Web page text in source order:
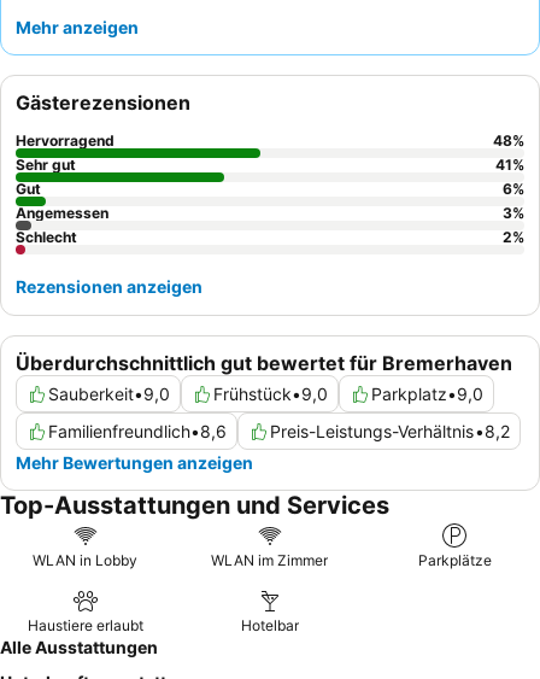
direkt gegenüber. Die Unterkunft zeichnet sich durch ihr
und Abfallentsorgung sowie einen speziellen
Unterhaltung aus. Die Gäste loben stets das außergewöhnlich
freundliche und hilfsbereite Personal, und das
vielfältige und köstliche Frühstücksbuffet
übertrifft stets die
Erwartungen. Wer ein ruhigeres Erlebnis sucht, dem wird ein
Zimmer mit Gartenblick empfohlen.
Mehr anzeigen
Überdurchschnittlich gut bewertet für Bremerhaven
Sauberkeit•9,0 Frühstück•9,0 Parkplatz•9,0
Familienfreundlich•8,6 Preis-Leistungs-Verhältnis•8,2
Mehr Bewertungen anzeigen
Gästerezensionen
Hervorragend 48%
Sehr gut
41%
Gut
6%
Angemessen
3%
Schlecht
2%
Rezensionen anzeigen
Top-Ausstattungen und Services
WLAN in Lobby WLAN im Zimmer Parkplätze
Haustiere erlaubt Hotelbar
Alle Ausstattungen